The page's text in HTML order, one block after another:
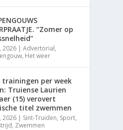
“Zomer op
2026 |Advertorial,
, Het weer
trainingen per week
Truiense Laurien
(15) verovert
titel zwemmen
2026 | Sint-Truiden, Sport,
, Zwemmen